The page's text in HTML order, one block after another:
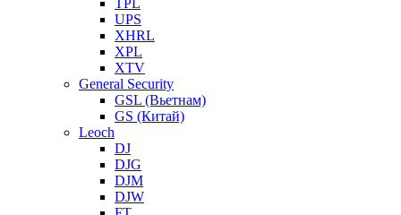
TPL
UPS
XHRL
XPL
XTV
General Security
GSL (Вьетнам)
GS (Китай)
Leoch
DJ
DJG
DJM
DJW